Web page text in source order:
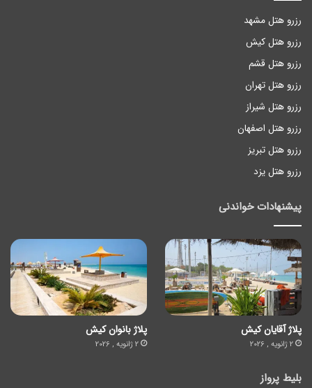
رزرو هتل مشهد
رزرو هتل کیش
رزرو هتل قشم
رزرو هتل تهران
رزرو هتل شیراز
رزرو هتل اصفهان
رزرو هتل تبریز
رزرو هتل یزد
پیشنهادات خواندنی
پلاژ آقایان کیش
2 ژانویه , 2026
پلاژ بانوان کیش
2 ژانویه , 2026
بلیط پرواز